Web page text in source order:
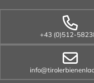
+43 (0)512-